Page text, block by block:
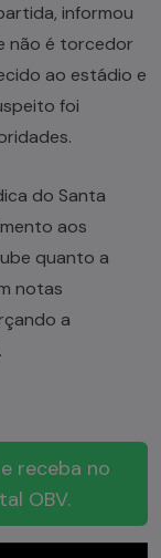
informou
não é torcedor
ao estádio e
foi
do Santa
aos
quanto a
notas
a
receba no
OBV.